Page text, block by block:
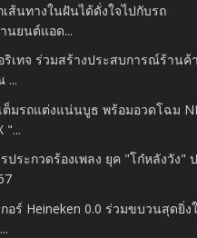
ส้นทางในฝันได้ดั่งใจไปกับรถ
นยนต์แอด...
ริเทจ ร่วมสร้างประสบการณ์ร้านค้
...
มรถแต่งแน่นบูธ พร้อมอวดโฉม
"...
ประกวดร้องเพลง ยุค "โก๋หลังวัง"
อร์ Heineken 0.0 ร่วมขบวนสุดยิ่ง